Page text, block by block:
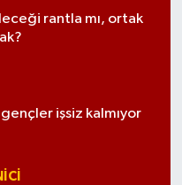
rantla mı, ortak
işsiz kalmıyor